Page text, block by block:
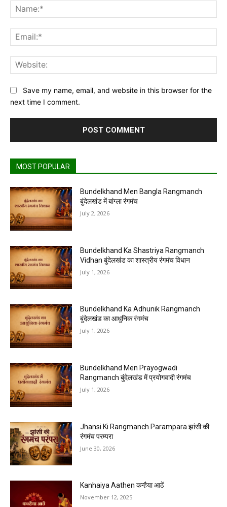
Save my name, email, and website in this browser for the
next time I comment.
MOST POPULAR
Bundelkhand Men Bangla Rangmanch
बुंदेलखंड में बांग्ला रंगमंच
July 2, 2026
Bundelkhand Ka Shastriya Rangmanch
Vidhan बुंदेलखंड का शास्त्रीय रंगमंच विधान
July 1, 2026
Bundelkhand Ka Adhunik Rangmanch
बुंदेलखंड का आधुनिक रंगमंच
July 1, 2026
Bundelkhand Men Prayogwadi
Rangmanch बुंदेलखंड में प्रयोगवादी रंगमंच
July 1, 2026
Jhansi Ki Rangmanch Parampara झांसी की
रंगमंच परम्परा
June 30, 2026
Kanhaiya Aathen कन्हैया आठें
November 12, 2025